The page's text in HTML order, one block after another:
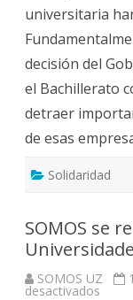
universitaria
decisión del
el Bachillerato
detraer
de esas
Solidaridad
SOMOS se
SOMOS UZ
desactivados